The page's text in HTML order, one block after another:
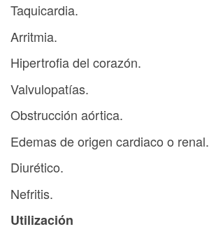
Taquicardia.
Arritmia.
Hipertrofia del corazón.
Valvulopatías.
Obstrucción aórtica.
Edemas de origen cardiaco o renal.
Diurético.
Nefritis.
Utilización